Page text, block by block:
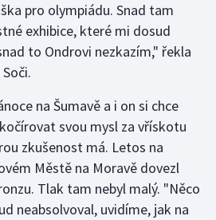
pro olympiádu. Snad tam
exhibice, které mi dosud
to Ondrovi nezkazím," řekla
na Šumavě a i on si chce
svou mysl za vřískotu
zkušenost má. Letos na
Městě na Moravě dovezl
Tlak tam nebyl malý. "Něco
neabsolvoval, uvidíme, jak na